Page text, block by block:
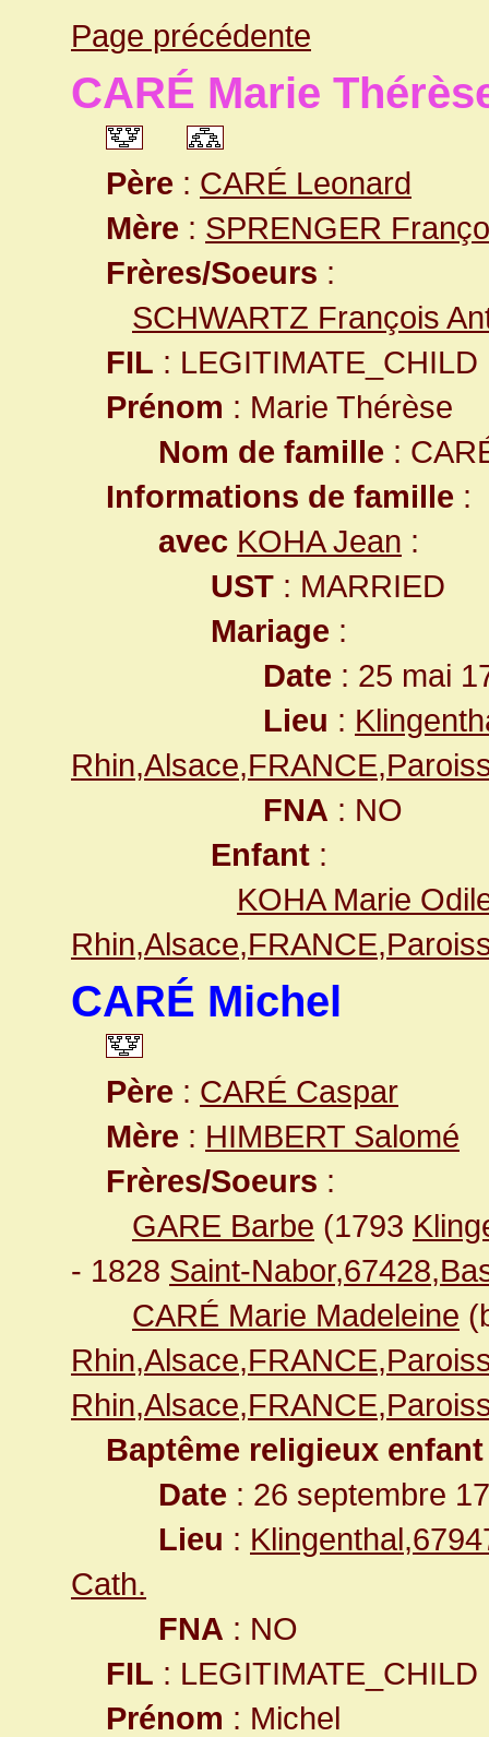
Page précédente
CARÉ Marie
Père : CARÉ Leonard
Mère : SPRENGER
Frères/Soeurs :
SCHWARTZ François
FIL : LEGITIMATE_CHILD
Prénom : Marie Thérèse
Nom de famille :
Informations de famille :
avec KOHA Jean :
UST : MARRIED
Mariage :
Date : 25 mai
Lieu :
FNA : NO
Enfant :
KOHA Marie
CARÉ Michel
Père : CARÉ Caspar
Mère : HIMBERT Salomé
Frères/Soeurs :
GARE Barbe (1793
- 1828 Saint-
CARÉ Marie Madeleine
Baptême religieux enfant
Date : 26 septembre
Lieu :
Cath.
FNA : NO
FIL : LEGITIMATE_CHILD
Prénom : Michel